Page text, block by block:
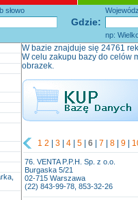
Gdzie:
słowo
np:
W bazie znajduje się 24761
W celu zakupu bazy do celów
obrazek.
1 2 | 3 | 4 | 5 | 6 | 7 | 8 | 9 |
76. VENTA P.P.H. Sp. z o.o.
Burgaska 5/21
02-715 Warszawa
(22) 843-99-78, 853-32-26